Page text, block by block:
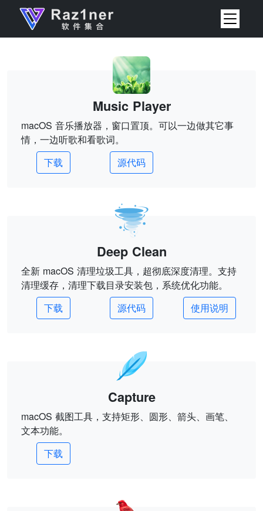
Music Player
macOS 音乐播放器，窗口置顶。可以一边做其它事
情，一边听歌和看歌词。
下载
源代码
Deep Clean
全新 macOS 清理垃圾工具，超彻底深度清理。支持
清理缓存，清理下载目录安装包，系统优化功能。
下载
源代码 使用说明
Capture
macOS 截图工具，支持矩形、圆形、箭头、画笔、
文本功能。
下载